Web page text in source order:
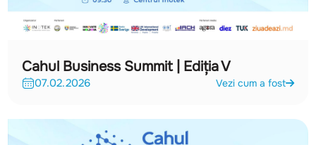
Cahul Business Summit | Ediția V
07.02.2026 Vezi cum a fost